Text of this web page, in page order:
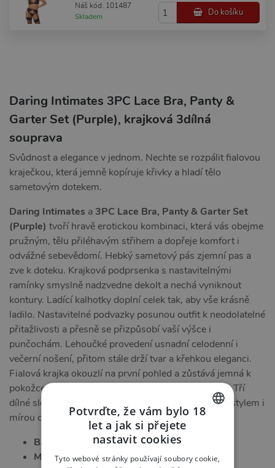
Náš kód: 101487
Skladem
Do košíku
Daring Intimates 3PC Lace Bra, Panty &
Garter Set (Purple), krajková 3dílná
souprava
Svůdnost a elegance v jednom. Nechte se rozpálit fialovou
kraječkou, která jemně kopíruje křivky a hladí tělo
sametovým dotekem.
Daring Intimates a 3PC Lace Bra, Panty & Garter Set
(Purple) tvoří hravě erotickou kombinaci, která vás obejme
pružným, tělu přiléhavým střihem a dopřeje komfort i
odvážné sebevědomí. Hebký sametový pás zjemní pas a
zve k doteku. Krajková podprsenka s nastavitelnými
ramínky smyslně nadzvedne dekolt a nechá vyniknout
kontury. Ladící kalhotky doplní celek tak, aby vše krásně
ladilo. Nastavitelné podvazky posunou outfit k neodolatelné
přitažlivosti a přesně se přizpůsobí vaší výšce i
punčochám. Lehoučké provedení usnadní celodenní i
večerní nošení, přitom stále drží tvar a křehkou eleganci.
Fialová krajka okouzlí na první pohled a zůstává jemná k
pokožce díky příjemné směsi polyamidu a elastanu. Tří
dílné složení dává svobodu kombinovat a hrát si se stylem i
mírou odhalení.
Barva:
Materiál:95 % polyamid, 5 % elastan
Potvrďte, že vám bylo 18
let a jak si přejete
nastavit cookies
Tyto webové stránky používají soubory cookie,